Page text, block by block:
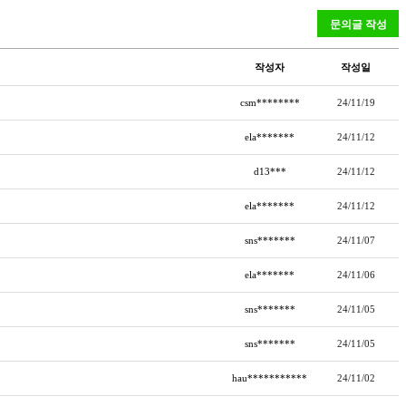
작성자 작성일
csm******** 24/11/19
ela******* 24/11/12
d13*** 24/11/12
ela******* 24/11/12
sns******* 24/11/07
ela******* 24/11/06
sns******* 24/11/05
sns******* 24/11/05
hau*********** 24/11/02